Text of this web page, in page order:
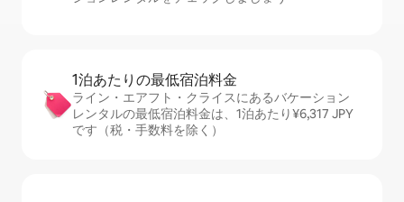
1泊あたりの最⁠低⁠宿⁠泊⁠料⁠金
ライン・エアフト・クライスにあるバケーション
レンタルの最低宿泊料金は、1泊あたり¥6,317 JPY
です（税・手数料を除く）